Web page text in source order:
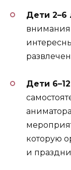
Дети 2–6
внимания
Дети
которую
и